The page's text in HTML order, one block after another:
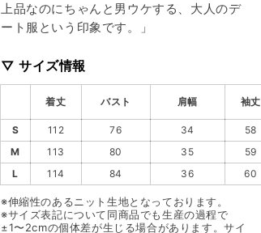
上品なのにちゃんと男ウケする、大人のデ
ート服という印象です。」
▽ サイズ情報
着丈 バスト 肩幅 袖丈
S 112 76 34
58
M
113 80 35
59
L
114 84 36 60
※伸縮性のあるニット生地となっております。
※サイズ表記について同商品でも生産の過程で
±1〜2cmの個体差が生じる場合があります。サイ